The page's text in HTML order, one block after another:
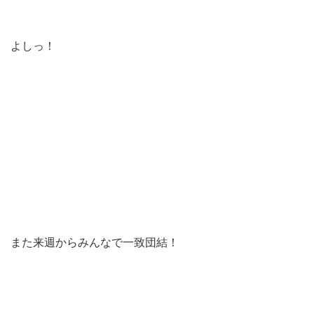
よしっ！
また来週からみんなで一致団結！